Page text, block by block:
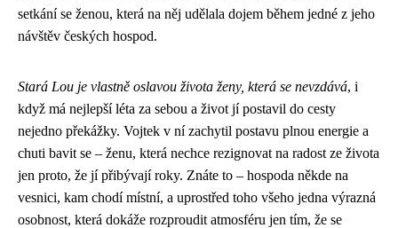
setkání se ženou, která na něj udělala dojem během jedné z jeho
návštěv českých hospod.
Stará Lou je vlastně oslavou života ženy, která se nevzdává, i
když má nejlepší léta za sebou a život jí postavil do cesty
nejedno překážky. Vojtek v ní zachytil postavu plnou energie a
chuti bavit se – ženu, která nechce rezignovat na radost ze života
jen proto, že jí přibývají roky. Znáte to – hospoda někde na
vesnici, kam chodí místní, a uprostřed toho všeho jedna výrazná
osobnost, která dokáže rozproudit atmosféru jen tím, že se